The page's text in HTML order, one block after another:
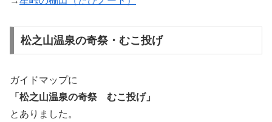
松之山温泉の奇祭・むこ投げ
ガイドマップに
「松之山温泉の奇祭 むこ投げ」
とありました。